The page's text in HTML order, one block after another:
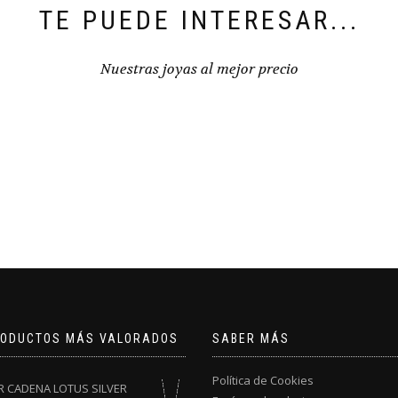
TE PUEDE INTERESAR...
Nuestras joyas al mejor precio
MÁS VALORADOS
CADENA LOTUS SILVER
SABER MÁS
Política de Cookies